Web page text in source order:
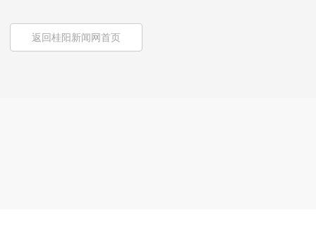
返回桂阳新闻网首页